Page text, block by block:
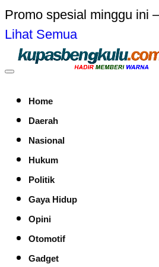
Promo spesial minggu ini
Lihat Semua
Home
Daerah
Nasional
Hukum
Politik
Gaya Hidup
Opini
Otomotif
Gadget